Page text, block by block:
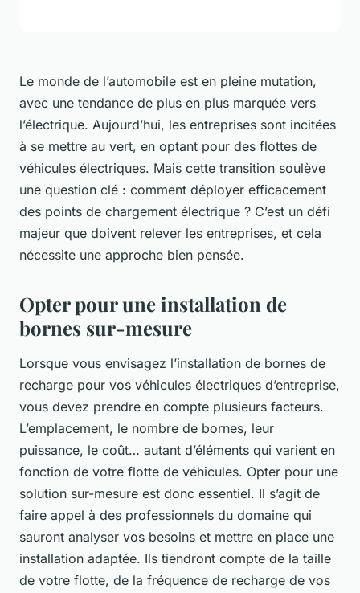
Le monde de l’automobile est en pleine mutation,
avec une tendance de plus en plus marquée vers
l’électrique. Aujourd’hui, les entreprises sont incitées
à se mettre au vert, en optant pour des flottes de
véhicules électriques. Mais cette transition soulève
une question clé : comment déployer efficacement
des points de chargement électrique ? C’est un défi
majeur que doivent relever les entreprises, et cela
nécessite une approche bien pensée.
Opter pour une installation de
bornes sur-mesure
Lorsque vous envisagez l’installation de bornes de
recharge pour vos véhicules électriques d’entreprise,
vous devez prendre en compte plusieurs facteurs.
L’emplacement, le nombre de bornes, leur
puissance, le coût… autant d’éléments qui varient en
fonction de votre flotte de véhicules. Opter pour une
solution sur-mesure est donc essentiel. Il s’agit de
faire appel à des professionnels du domaine qui
sauront analyser vos besoins et mettre en place une
installation adaptée. Ils tiendront compte de la taille
de votre flotte, de la fréquence de recharge de vos